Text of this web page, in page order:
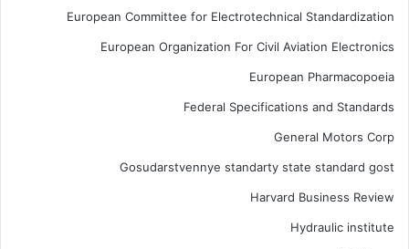
European Committee for Electrotechnical Standardization
European Organization For Civil Aviation Electronics
European Pharmacopoeia
Federal Specifications and Standards
General Motors Corp
Gosudarstvennye standarty state standard gost
Harvard Business Review
Hydraulic institute